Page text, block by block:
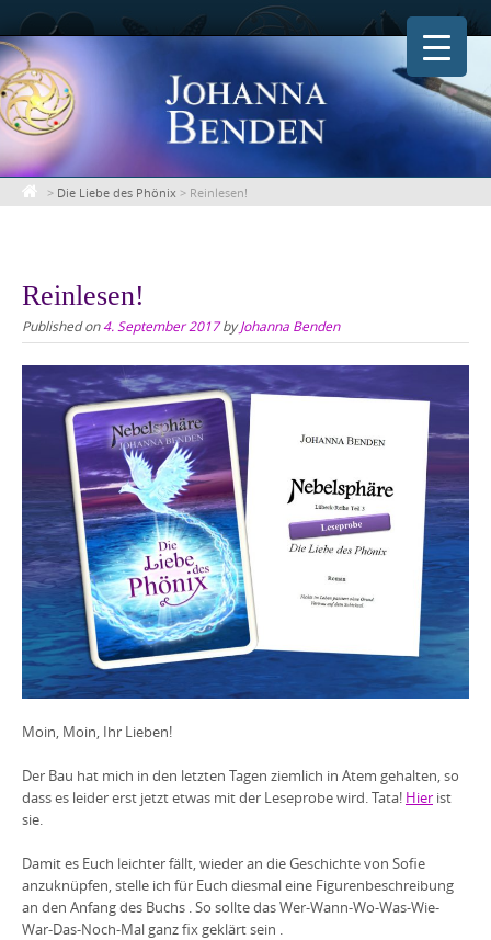
Skip
to
content
> Die Liebe des Phönix > Reinlesen!
Reinlesen!
Published on4. September 2017byJohanna Benden
Moin, Moin, Ihr Lieben!
Der Bau hat mich in den letzten Tagen ziemlich in Atem gehalten, so
dass es leider erst jetzt etwas mit der Leseprobe wird. Tata! Hier ist
sie.
Damit es Euch leichter fällt, wieder an die Geschichte von Sofie
anzuknüpfen, stelle ich für Euch diesmal eine Figurenbeschreibung
an den Anfang des Buchs . So sollte das Wer-Wann-Wo-Was-Wie-
War-Das-Noch-Mal ganz fix geklärt sein .